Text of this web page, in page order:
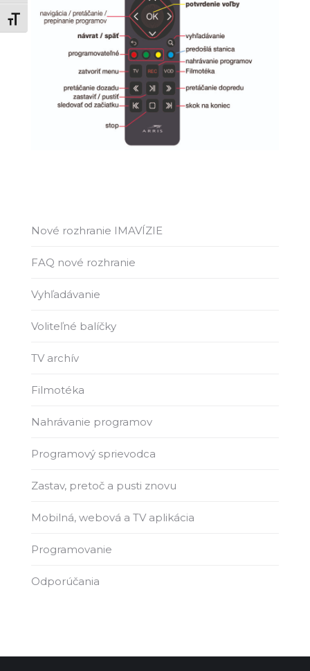
Zmeň veľkosť písma
Nové rozhranie IMAVÍZIE
FAQ nové rozhranie
Vyhľadávanie
Voliteľné balíčky
TV archív
Filmotéka
Nahrávanie programov
Programový sprievodca
Zastav, pretoč a pusti znovu
Mobilná, webová a TV aplikácia
Programovanie
Odporúčania